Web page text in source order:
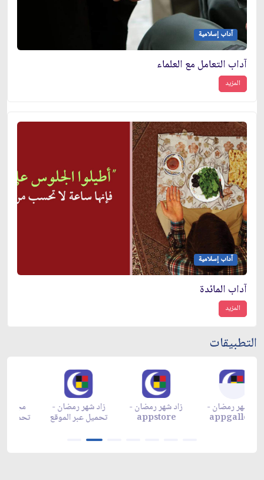
آداب إسلامية
آداب التعامل مع العلماء
المزيد
آداب إسلامية
آداب المائدة
المزيد
التطبيقات
زاد شهر رمضان -
تحميل عبر الموقع
زاد شهر رمضان -
appstore
زاد شهر رمضان -
appgallery